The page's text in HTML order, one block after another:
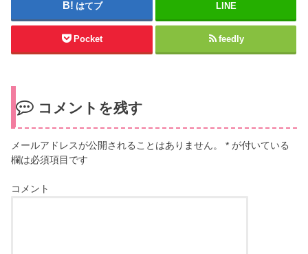
はてブ LINE
Pocket feedly
コメントを残す
メールアドレスが公開されることはありません。 * が付いている
欄は必須項目です
コメント